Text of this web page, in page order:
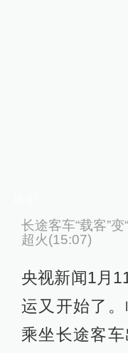
长途客车“载客”
超火(15:07)
央视新闻1月
运又开始了
乘坐长途客